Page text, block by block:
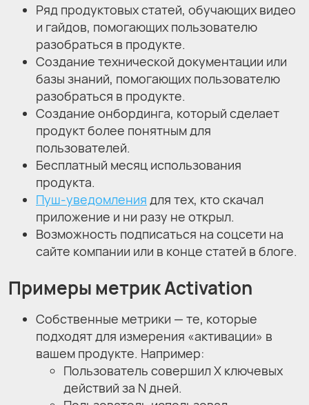
Ряд продуктовых статей, обучающих видео
и гайдов, помогающих пользователю
разобраться в продукте.
Создание технической документации или
базы знаний, помогающих пользователю
разобраться в продукте.
Создание онбординга, который сделает
продукт более понятным для
пользователей.
Бесплатный месяц использования
продукта.
Пуш-уведомления для тех, кто скачал
приложение и ни разу не открыл.
Возможность подписаться на соцсети на
сайте компании или в конце статей в блоге.
Примеры метрик Activation
Собственные метрики — те, которые
подходят для измерения «активации» в
вашем продукте. Например:
Пользователь совершил X ключевых
действий за N дней.